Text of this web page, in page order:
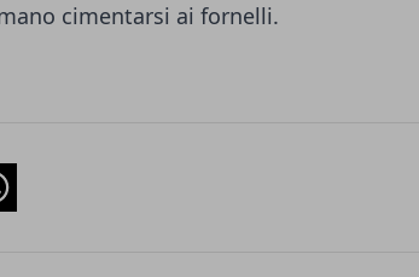
cimentarsi ai fornelli.